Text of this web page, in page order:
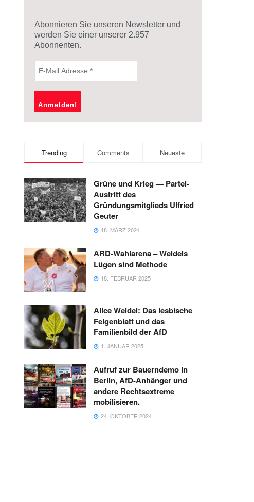
Abonnieren Sie unseren Newsletter und
werden Sie einer unserer 2.957
Abonnenten.
Trending Comments Neueste
Grüne und Krieg — Partei-
Austritt des
Gründungsmitglieds Ulfried
Geuter
18. MÄRZ 2024
ARD-Wahlarena – Weidels
Lügen sind Methode
18. FEBRUAR 2025
Alice Weidel: Das lesbische
Feigenblatt und das
Familienbild der AfD
1. JANUAR 2025
Aufruf zur Bauerndemo in
Berlin, AfD-Anhänger und
andere Rechtsextreme
mobilisieren.
24. OKTOBER 2024